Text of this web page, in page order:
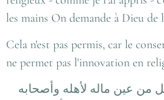
les mains On demande à Dieu de
Cela n'est pas permis, car le
ne permet pas l'innovation en
من عين ماله لأهله وأصحابه